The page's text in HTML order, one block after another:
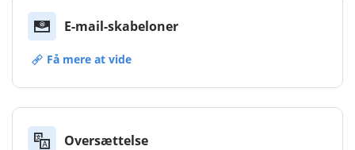
E-mail-skabeloner
Få mere at vide
Oversættelse